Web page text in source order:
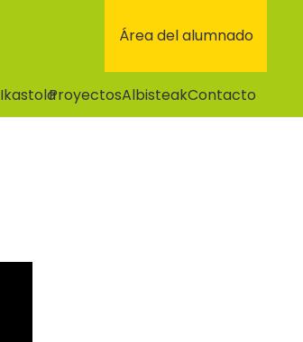
Área del alumnado
IkastolaProyectosAlbisteakContacto